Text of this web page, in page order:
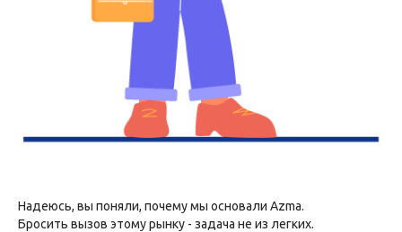
Надеюсь, вы поняли, почему мы основали Azma.
Бросить вызов этому рынку - задача не из легких.